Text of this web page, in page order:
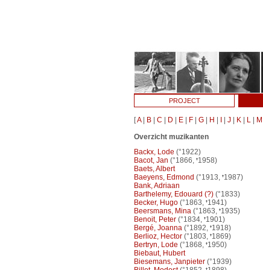
PROJECT
[A| B C D E F G H J K L M
Overzicht muzikanten
Backx, Lode (°1922)
Bacot, Jan (°1866, 1958)
Baets, Albert
Baeyens, Edmond (°1913, 1987)
Bank, Adriaan
Barthelemy, Edouard (?) (°1833)
Becker, Hugo (°1863, 1941)
Beersmans, Mina (°1863, 1935)
Benoit, Peter (°1834, 1901)
Bergé, Joanna (°1892, 1918)
Berlioz, Hector (°1803, 1869)
Bertryn, Lode (°1868, 1950)
Biebaut, Hubert
Biesemans, Janpieter (°1939)